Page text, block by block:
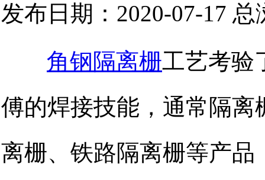
发布日期：2020-07-17 总
角钢隔离栅工艺考验
傅的焊接技能，通常隔
离栅、铁路隔离栅等产